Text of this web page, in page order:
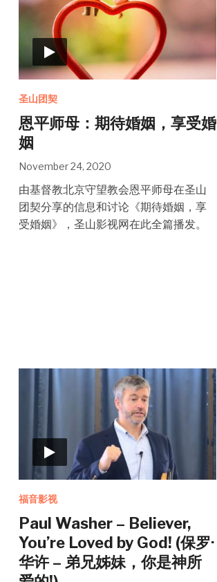
圣山团契
恩平师母：期待婚姻，享受婚
姻
November 24, 2020
由基督教北京守望教会恩平师母在圣山
团契分享的信息和讨论《期待婚姻，享
受婚姻》，圣山影视网在此全篇播发。
福音影视
Paul Washer – Believer,
You’re Loved by God! (保罗·
华许 – 弟兄姊妹，你是神所